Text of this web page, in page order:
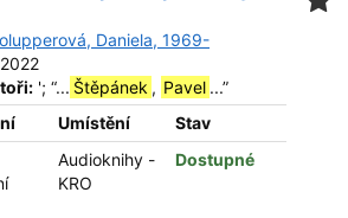
Daniela, 1969-
'; “... Štěpánek , Pavel ...”
Umístění
Stav
Audioknihy -
KRO
Dostupné